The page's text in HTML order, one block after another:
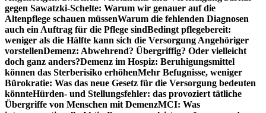
gegen Sawatzki-Schelte: Warum wir genauer auf die
Altenpflege schauen müssenWarum die fehlenden Diagnosen
auch ein Auftrag für die Pflege sindBedingt pflegebereit:
weniger als die Hälfte kann sich die Versorgung Angehöriger
vorstellenDemenz: Abwehrend? Übergriffig? Oder vielleicht
doch ganz anders?Demenz im Hospiz: Beruhigungsmittel
können das Sterberisiko erhöhenMehr Befugnisse, weniger
Bürokratie: Was das neue Gesetz für die Versorgung bedeuten
könnteHürden- und Stellungsfehler: das provoziert tätliche
Übergriffe von Menschen mit DemenzMCI: Was